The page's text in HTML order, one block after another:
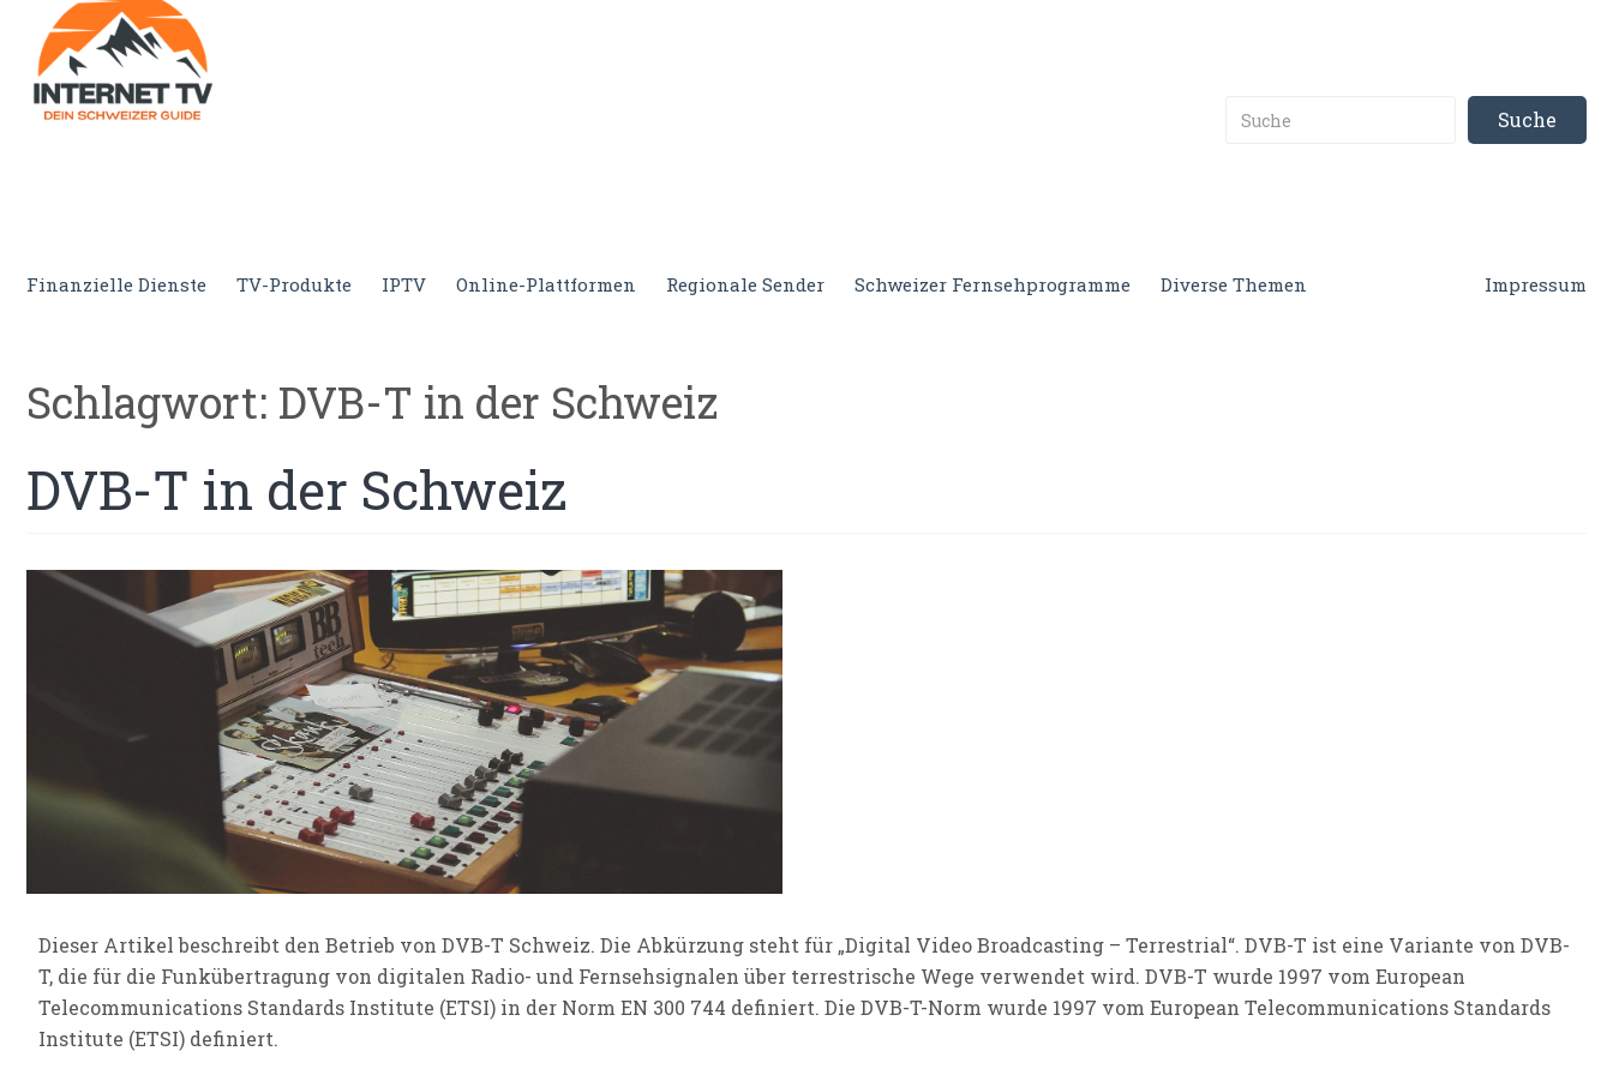
Finanzielle Dienste TV-Produkte IPTV Online-Plattformen Regionale Sender Schweizer Fernsehprogramme Diverse Themen Impressum
Schlagwort: DVB-T in der Schweiz
DVB-T in der Schweiz
Dieser Artikel beschreibt den Betrieb von DVB-T Schweiz. Die Abkürzung steht für „Digital Video Broadcasting – Terrestrial“. DVB-T ist eine Variante von DVB-
T, die für die Funkübertragung von digitalen Radio- und Fernsehsignalen über terrestrische Wege verwendet wird. DVB-T wurde 1997 vom European
Telecommunications Standards Institute (ETSI) in der Norm EN 300 744 definiert. Die DVB-T-Norm wurde 1997 vom European Telecommunications Standards
Institute (ETSI) definiert.